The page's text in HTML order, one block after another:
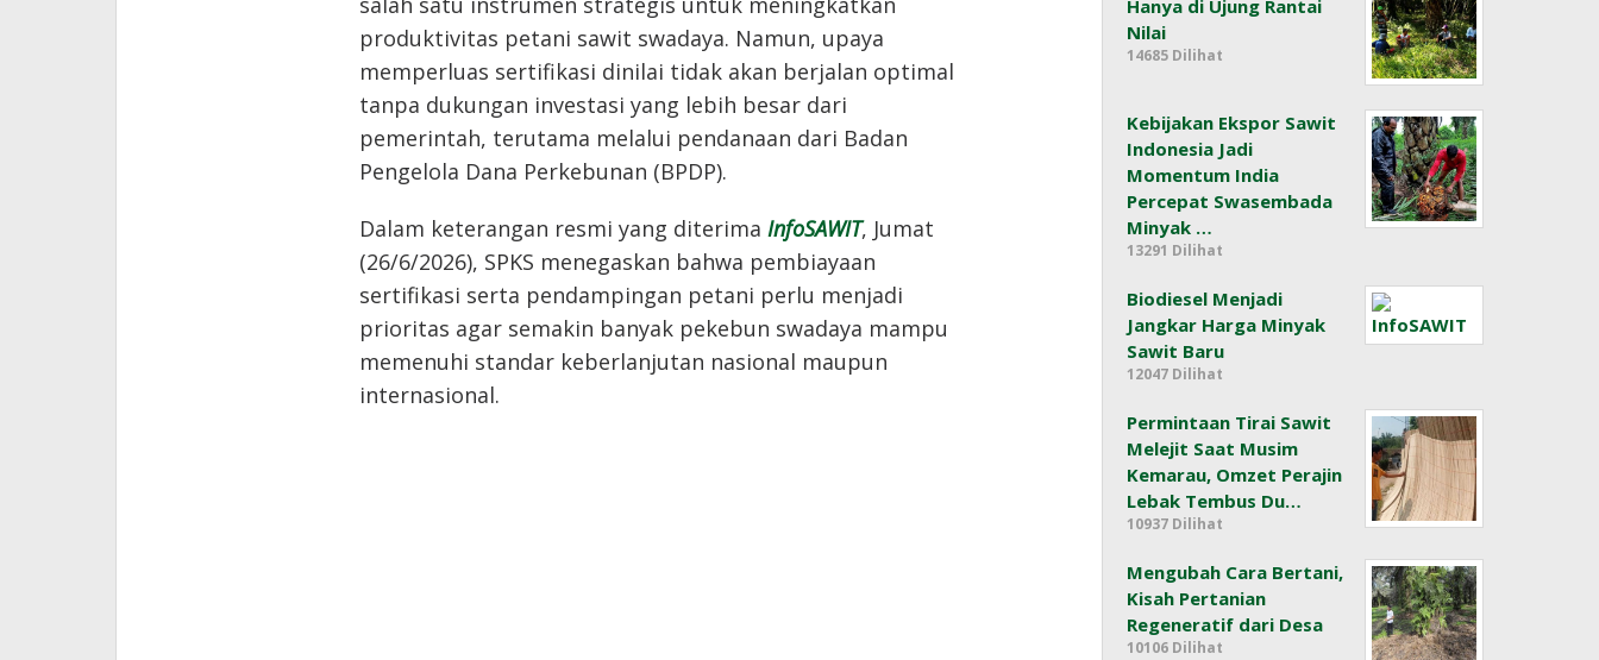
produktivitas petani sawit swadaya. Namun, upaya
memperluas sertifikasi dinilai tidak akan berjalan optimal
tanpa dukungan investasi yang lebih besar dari
pemerintah, terutama melalui pendanaan dari Badan
Pengelola Dana Perkebunan (BPDP).
Dalam keterangan resmi yang diterima InfoSAWIT, Jumat
(26/6/2026), SPKS menegaskan bahwa pembiayaan
sertifikasi serta pendampingan petani perlu menjadi
prioritas agar semakin banyak pekebun swadaya mampu
memenuhi standar keberlanjutan nasional maupun
internasional.
Hanya di Ujung Rantai
Nilai
14685 Dilihat
Kebijakan Ekspor Sawit
Indonesia Jadi
Momentum India
Percepat Swasembada
Minyak …
13291 Dilihat
Biodiesel Menjadi
Jangkar Harga Minyak
Sawit Baru
12047 Dilihat
Permintaan Tirai Sawit
Melejit Saat Musim
Kemarau, Omzet Perajin
Lebak Tembus Du…
10937 Dilihat
Mengubah Cara Bertani,
Kisah Pertanian
Regeneratif dari Desa
10106 Dilihat